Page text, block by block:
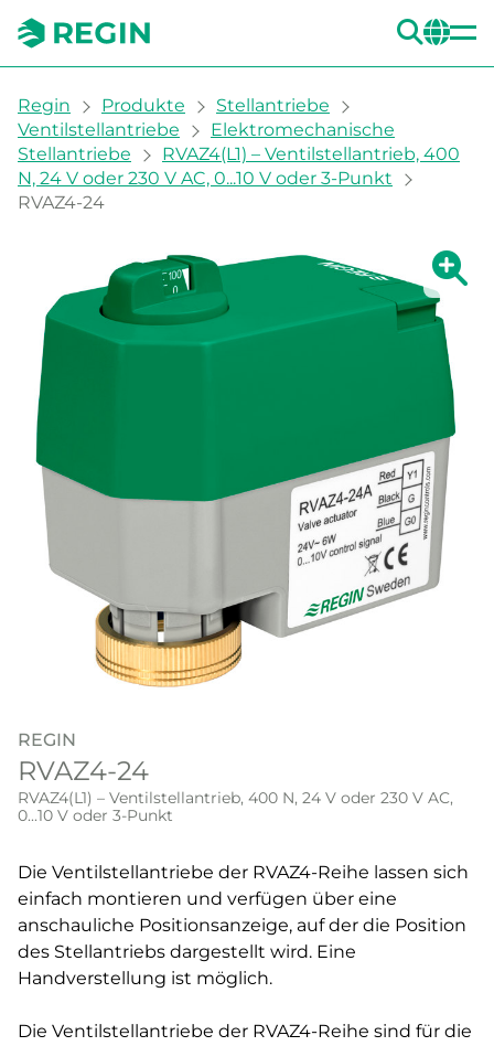
You are here:
Regin Produkte
Stellantriebe
Ventilstellantriebe
Elektromechanische
Stellantriebe
RVAZ4(L1) – Ventilstellantrieb, 400
N, 24 V oder 230 V AC, 0...10 V oder 3-Punkt
RVAZ4-24
Zeige
REGIN
RVAZ4-24
RVAZ4(L1) – Ventilstellantrieb, 400 N, 24 V oder 230 V AC,
0...10 V oder 3-Punkt
Die Ventilstellantriebe der RVAZ4-Reihe lassen sich
einfach montieren und verfügen über eine
anschauliche Positionsanzeige, auf der die Position
des Stellantriebs dargestellt wird. Eine
Handverstellung ist möglich.
Die Ventilstellantriebe der RVAZ4-Reihe sind für die